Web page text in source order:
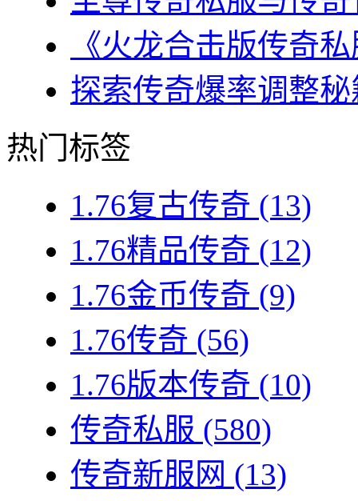
《火龙合击版传奇
探索传奇爆率调整
热门标签
1.76复古传奇 (13)
1.76精品传奇 (12)
1.76金币传奇 (9)
1.76传奇 (56)
1.76版本传奇 (10)
传奇私服 (580)
传奇新服网 (13)